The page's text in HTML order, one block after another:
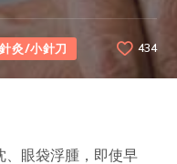
灸/小針刀 434
、眼袋浮腫，即使早